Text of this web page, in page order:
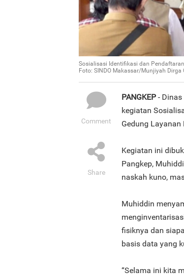
Sosialisasi Identifikasi dan
Foto: SINDO Makassar/Munjiyah Dirga
Comment
Share
PANGKEP- Dinas
kegiatan
Gedung
Kegiatan ini
Pangkep,
naskah kuno,
Muhiddin
fisiknya dan
basis data yang
“Selama ini kita